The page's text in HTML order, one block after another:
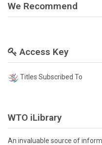
We Recommend
Access Key
Titles Subscribed To
WTO iLibrary
An invaluable source of